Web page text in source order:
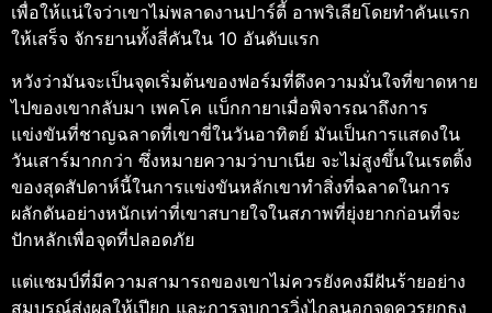
เพื่อให้แน่ใจว่าเขาไม่พลาดงานปาร์ตี้ อาพริเลียโดยทําคันแรก
ให้เสร็จ จักรยานทั้งสี่คันใน 10 อันดับแรก
หวังว่ามันจะเป็นจุดเริ่มต้นของฟอร์มที่ดึงความมั่นใจที่ขาดหาย
ไปของเขากลับมา เพคโค แบ็กกายาเมื่อพิจารณาถึงการ
แข่งขันที่ชาญฉลาดที่เขาขี่ในวันอาทิตย์ มันเป็นการแสดงใน
วันเสาร์มากกว่า ซึ่งหมายความว่าบาเนีย จะไม่สูงขึ้นในเรตติ้ง
ของสุดสัปดาห์นี้ในการแข่งขันหลักเขาทําสิ่งที่ฉลาดในการ
ผลักดันอย่างหนักเท่าที่เขาสบายใจในสภาพที่ยุ่งยากก่อนที่จะ
ปักหลักเพื่อจุดที่ปลอดภัย
แต่แชมป์ที่มีความสามารถของเขาไม่ควรยังคงมีฝันร้ายอย่าง
สมบูรณ์ส่งผลให้เปียก และการจบการวิ่งไกลนอกจุดควรยกธง